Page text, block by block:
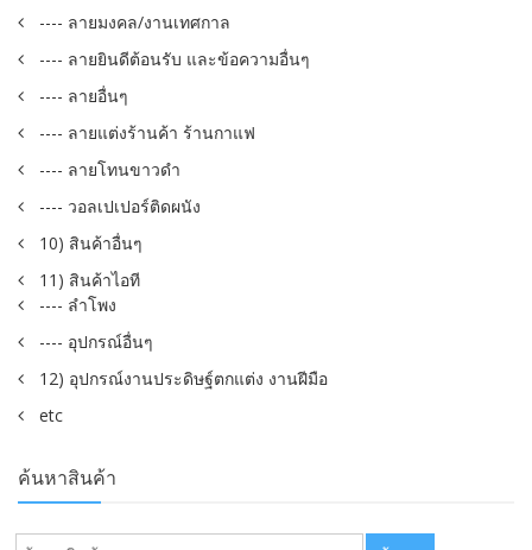
---- ลายมงคล/งานเทศกาล
---- ลายยินดีต้อนรับ และข้อความอื่นๆ
---- ลายอื่นๆ
---- ลายแต่งร้านค้า ร้านกาแฟ
---- ลายโทนขาวดำ
---- วอลเปเปอร์ติดผนัง
10) สินค้าอื่นๆ
11) สินค้าไอที
---- ลำโพง
---- อุปกรณ์อื่นๆ
12) อุปกรณ์งานประดิษฐ์ตกแต่ง งานฝีมือ
etc
ค้นหาสินค้า
ค้นหา: